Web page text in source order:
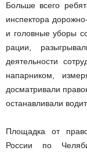
Больше всего
инспектора
и головные уборы
рации,
деятельности
напарником,
досматривали
останавливали
Площадка от
России по